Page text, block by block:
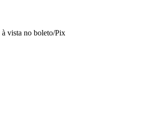
à vista no boleto/Pix